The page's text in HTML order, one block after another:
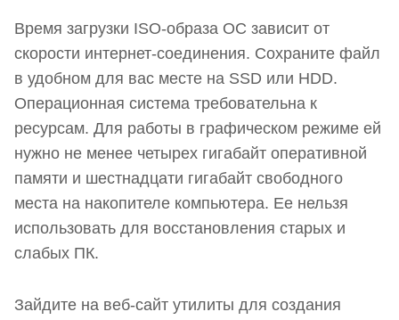
Время загрузки ISO-образа ОС зависит от
скорости интернет-соединения. Сохраните файл
в удобном для вас месте на SSD или HDD.
Операционная система требовательна к
ресурсам. Для работы в графическом режиме ей
нужно не менее четырех гигабайт оперативной
памяти и шестнадцати гигабайт свободного
места на накопителе компьютера. Ее нельзя
использовать для восстановления старых и
слабых ПК.
Зайдите на веб-сайт утилиты для создания